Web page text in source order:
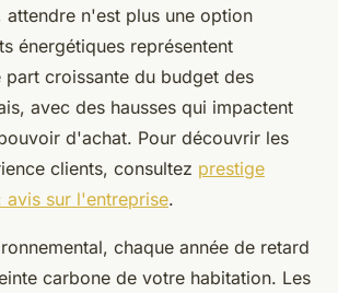
attendre n'est plus une option
énergétiques représentent
part croissante du budget des
avec des hausses qui impactent
d'achat. Pour découvrir les
clients, consultez prestige
avis sur l'entreprise.
chaque année de retard
carbone de votre habitation. Les